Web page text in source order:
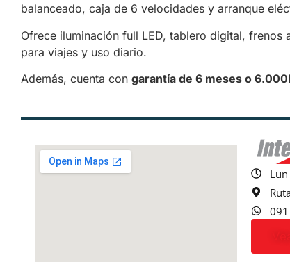
balanceado, caja de 6 velocidades y arranque
Ofrece iluminación full LED, tablero digital, frenos
para viajes y uso diario.
Además, cuenta con garantía de 6 meses o